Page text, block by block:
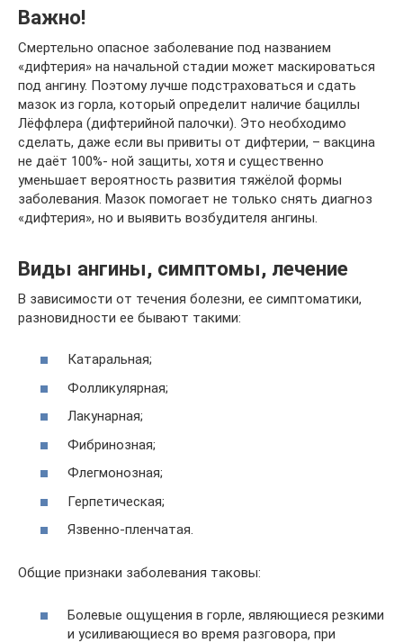
Важно!
Смертельно опасное заболевание под названием
«дифтерия» на начальной стадии может маскироваться
под ангину. Поэтому лучше подстраховаться и сдать
мазок из горла, который определит наличие бациллы
Лёффлера (дифтерийной палочки). Это необходимо
сделать, даже если вы привиты от дифтерии, – вакцина
не даёт 100%- ной защиты, хотя и существенно
уменьшает вероятность развития тяжёлой формы
заболевания. Мазок помогает не только снять диагноз
«дифтерия», но и выявить возбудителя ангины.
Виды ангины, симптомы, лечение
В зависимости от течения болезни, ее симптоматики,
разновидности ее бывают такими:
Катаральная;
Фолликулярная;
Лакунарная;
Фибринозная;
Флегмонозная;
Герпетическая;
Язвенно-пленчатая.
Общие признаки заболевания таковы:
Болевые ощущения в горле, являющиеся резкими
и усиливающиеся во время разговора, при